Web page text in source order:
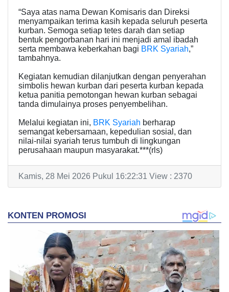
“Saya atas nama Dewan Komisaris dan Direksi
menyampaikan terima kasih kepada seluruh peserta
kurban. Semoga setiap tetes darah dan setiap
bentuk pengorbanan hari ini menjadi amal ibadah
serta membawa keberkahan bagi BRK Syariah,”
tambahnya.
Kegiatan kemudian dilanjutkan dengan penyerahan
simbolis hewan kurban dari peserta kurban kepada
ketua panitia pemotongan hewan kurban sebagai
tanda dimulainya proses penyembelihan.
Melalui kegiatan ini, BRK Syariah berharap
semangat kebersamaan, kepedulian sosial, dan
nilai-nilai syariah terus tumbuh di lingkungan
perusahaan maupun masyarakat.***(rls)
Kamis, 28 Mei 2026 Pukul 16:22:31 View : 2370